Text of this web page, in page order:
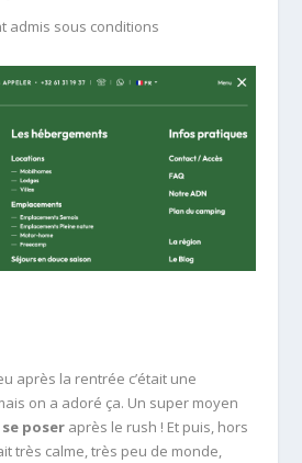
admis sous conditions
après la rentrée c’était une
on a adoré ça. Un super moyen
se poser après le rush ! Et puis, hors
très calme, très peu de monde,